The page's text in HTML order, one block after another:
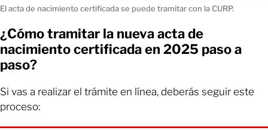
El acta de nacimiento certificada se puede tramitar con la CURP.
¿Cómo tramitar la nueva acta de
nacimiento certificada en 2025 paso a
paso?
Si vas a realizar el trámite en línea, deberás seguir este
proceso: